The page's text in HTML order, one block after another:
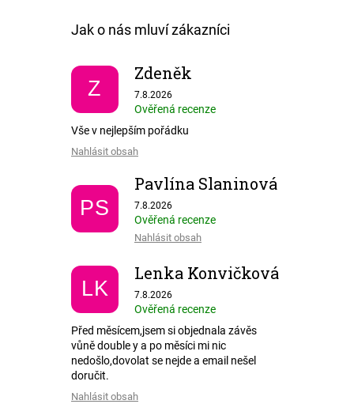
Z
Zdeněk
Hodnocení obchodu je 5 z 5 hvězdiček.
7.8.2026
Ověřená recenze
Vše v nejlepším pořádku
Nahlásit obsah
PS
Pavlína Slaninová
Hodnocení obchodu je 5 z 5 hvězdiček.
7.8.2026
Ověřená recenze
Nahlásit obsah
LK
Lenka Konvičková
Hodnocení obchodu je 1 z 5 hvězdiček.
7.8.2026
Ověřená recenze
Před měsícem,jsem si objednala závěs
vůně double y a po měsíci mi nic
nedošlo,dovolat se nejde a email nešel
doručit.
Nahlásit obsah